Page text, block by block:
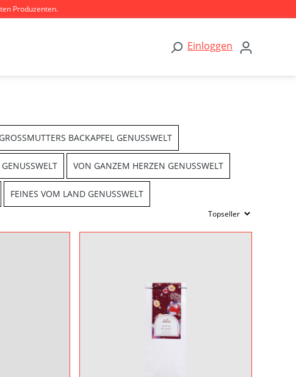
Produzenten.
Einloggen
BACKAPFEL GENUSSWELT
VON GANZEM HERZEN GENUSSWELT
FEINES VOM LAND GENUSSWELT